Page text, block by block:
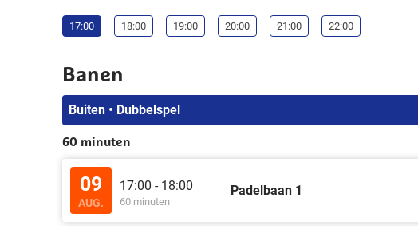
17:00 18:00 19:00 20:00 21:00 22:00
Banen
Buiten • Dubbelspel
60 minuten
09
AUG.
17:00 - 18:00
60 minuten
Padelbaan 1